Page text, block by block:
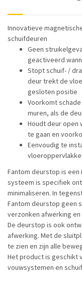
Innovatieve
schuifdeuren
Geen
geactiveerd
Stopt schuif- /
deur trekt de
gesloten positie
Voorkomt
muren, als de
Houdt deur open
te gaan en
Eenvoudig te
Fantom deurstop is
systeem is specifiek
minimaliseren. In
Fantom deurstop geen
verzonken afwerking
De deurstop is ook
afwerking. Met de
te zien en zijn alle
Het product is geschikt
vouwsystemen en